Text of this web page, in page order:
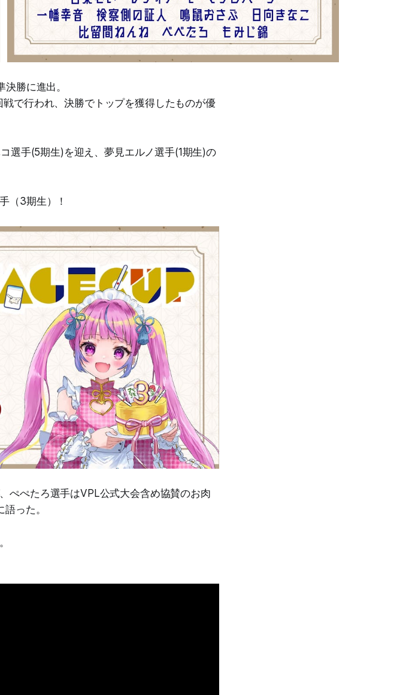
勝に進出。
で行われ、決勝でトップを獲得したものが優
選手(5期生)を迎え、夢見エルノ選手(1期生)の
（3期生）！
ぺぺたろ選手はVPL公式大会含め協賛のお肉
った。